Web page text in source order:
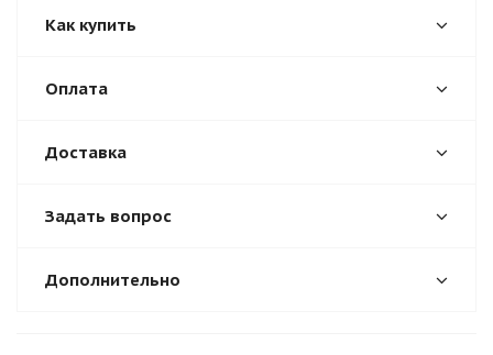
Как купить
Оплата
Доставка
Задать вопрос
Дополнительно